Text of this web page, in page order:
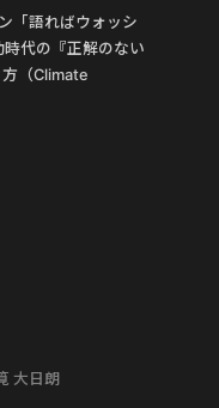
「語ればウォッシ
代の『正解のない
（Climate
大日朗